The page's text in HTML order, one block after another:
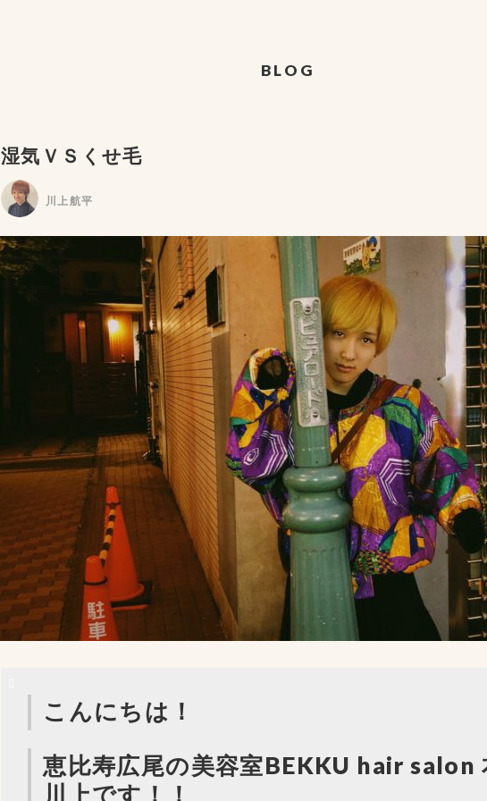
BLOG
湿気ＶＳくせ毛
川上航平
こんにちは！
恵比寿広尾の美容室BEKKU hair salon
川上です！！